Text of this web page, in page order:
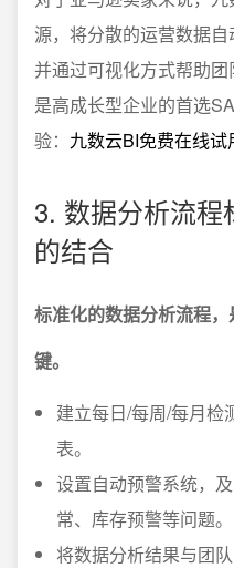
源，将分散的运营数据自
并通过可视化方式帮助团
是高成长型企业的首选
验： 九数云BI免费在线试
3. 数据分析流
的结合
标准化的数据分析流程
键。
建立每日/每周/每月检
表。
设置自动预警系统，
常、库存预警等问题。
将数据分析结果与团